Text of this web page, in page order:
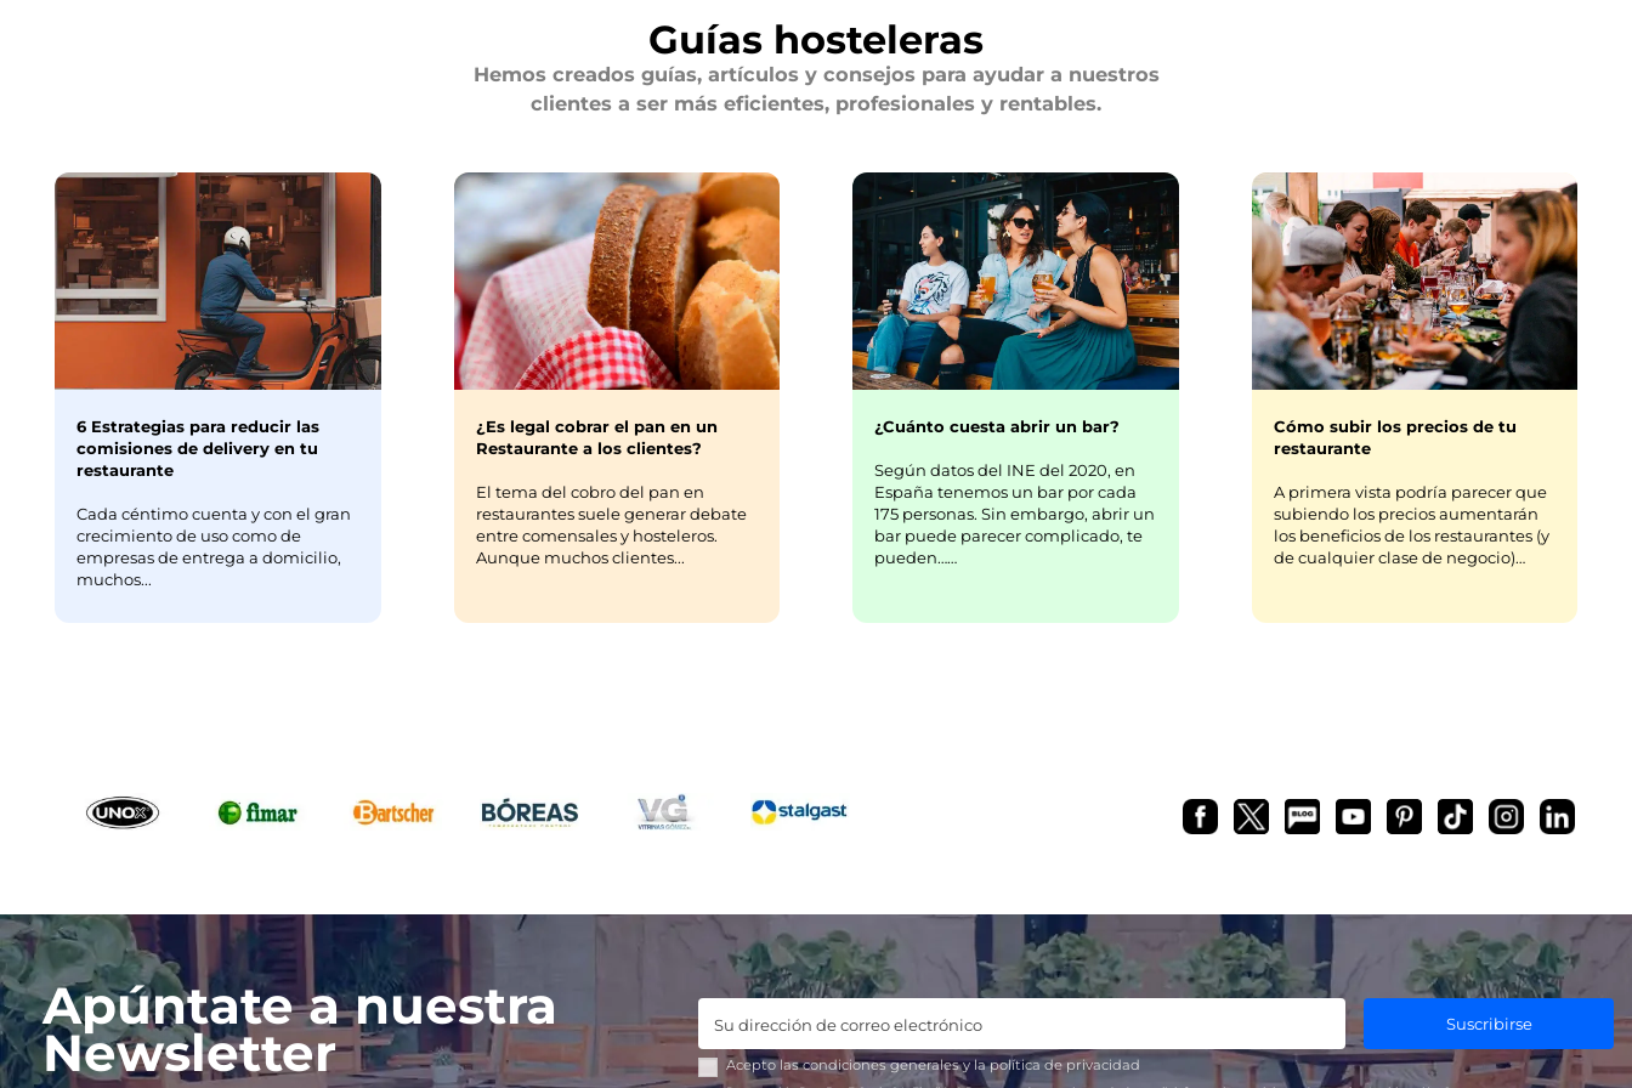
Guías hosteleras
Hemos creados guías, artículos y consejos para ayudar a nuestros
clientes a ser más eficientes, profesionales y rentables.
6 Estrategias para reducir las
comisiones de delivery en tu
restaurante
Cada céntimo cuenta y con el gran
crecimiento de uso como de
empresas de entrega a domicilio,
muchos...
¿Es legal cobrar el pan en un
Restaurante a los clientes?
El tema del cobro del pan en
restaurantes suele generar debate
entre comensales y hosteleros.
Aunque muchos clientes...
¿Cuánto cuesta abrir un bar?
Según datos del INE del 2020, en
España tenemos un bar por cada
175 personas. Sin embargo, abrir un
bar puede parecer complicado, te
pueden……
Cómo subir los precios de tu
restaurante
A primera vista podría parecer que
subiendo los precios aumentarán
los beneficios de los restaurantes (y
de cualquier clase de negocio)…
Apúntate a nuestra
Newsletter Suscribirse
Acepto lascondiciones generalesy lapolítica de privacidad